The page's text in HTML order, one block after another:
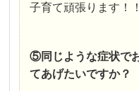
子育て頑張ります！！
⑤同じような症状で
てあげたいですか？